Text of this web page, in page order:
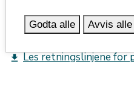
Les mer om prisen og
get_app Les retningslinjene for
Godta alle Avvis alle